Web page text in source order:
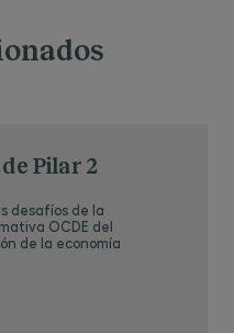
en Impuesto
por el Centro de
Pilar 2
desafíos de la
OCDE del
de la economía